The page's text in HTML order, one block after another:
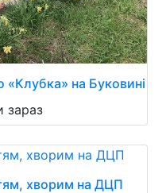
«Клубка» на Буковині
зараз
хворим на ДЦП